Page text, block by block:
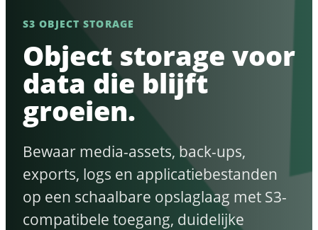
S3 OBJECT STORAGE
Object storage voor
data die blijft
groeien.
Bewaar media-assets, back-ups,
exports, logs en applicatiebestanden
op een schaalbare opslaglaag met S3-
compatibele toegang, duidelijke